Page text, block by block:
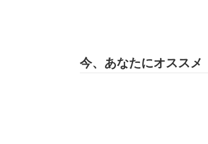
今、あなたにオススメ